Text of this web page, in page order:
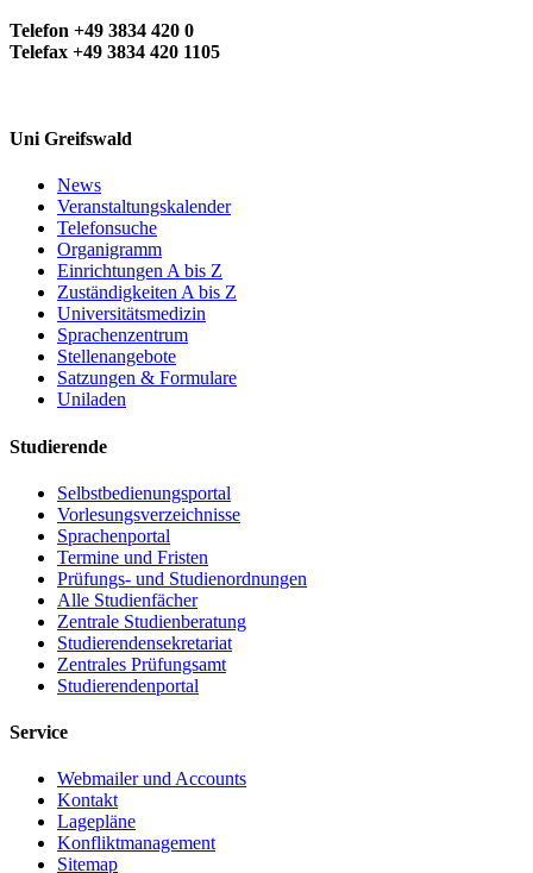
Telefon +49 3834 420 0
Telefax +49 3834 420 1105
Uni Greifswald
News
Veranstaltungskalender
Telefonsuche
Organigramm
Einrichtungen A bis Z
Zuständigkeiten A bis Z
Universitätsmedizin
Sprachenzentrum
Stellenangebote
Satzungen & Formulare
Uniladen
Studierende
Selbstbedienungsportal
Vorlesungsverzeichnisse
Sprachenportal
Termine und Fristen
Prüfungs- und Studienordnungen
Alle Studienfächer
Zentrale Studienberatung
Studierendensekretariat
Zentrales Prüfungsamt
Studierendenportal
Service
Webmailer und Accounts
Kontakt
Lagepläne
Konfliktmanagement
Sitemap